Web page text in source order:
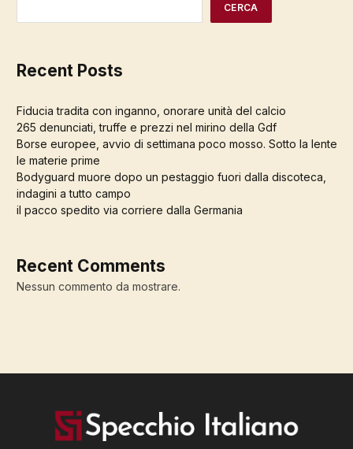
CERCA
Recent Posts
Fiducia tradita con inganno, onorare unità del calcio
265 denunciati, truffe e prezzi nel mirino della Gdf
Borse europee, avvio di settimana poco mosso. Sotto la lente
le materie prime
Bodyguard muore dopo un pestaggio fuori dalla discoteca,
indagini a tutto campo
il pacco spedito via corriere dalla Germania
Recent Comments
Nessun commento da mostrare.